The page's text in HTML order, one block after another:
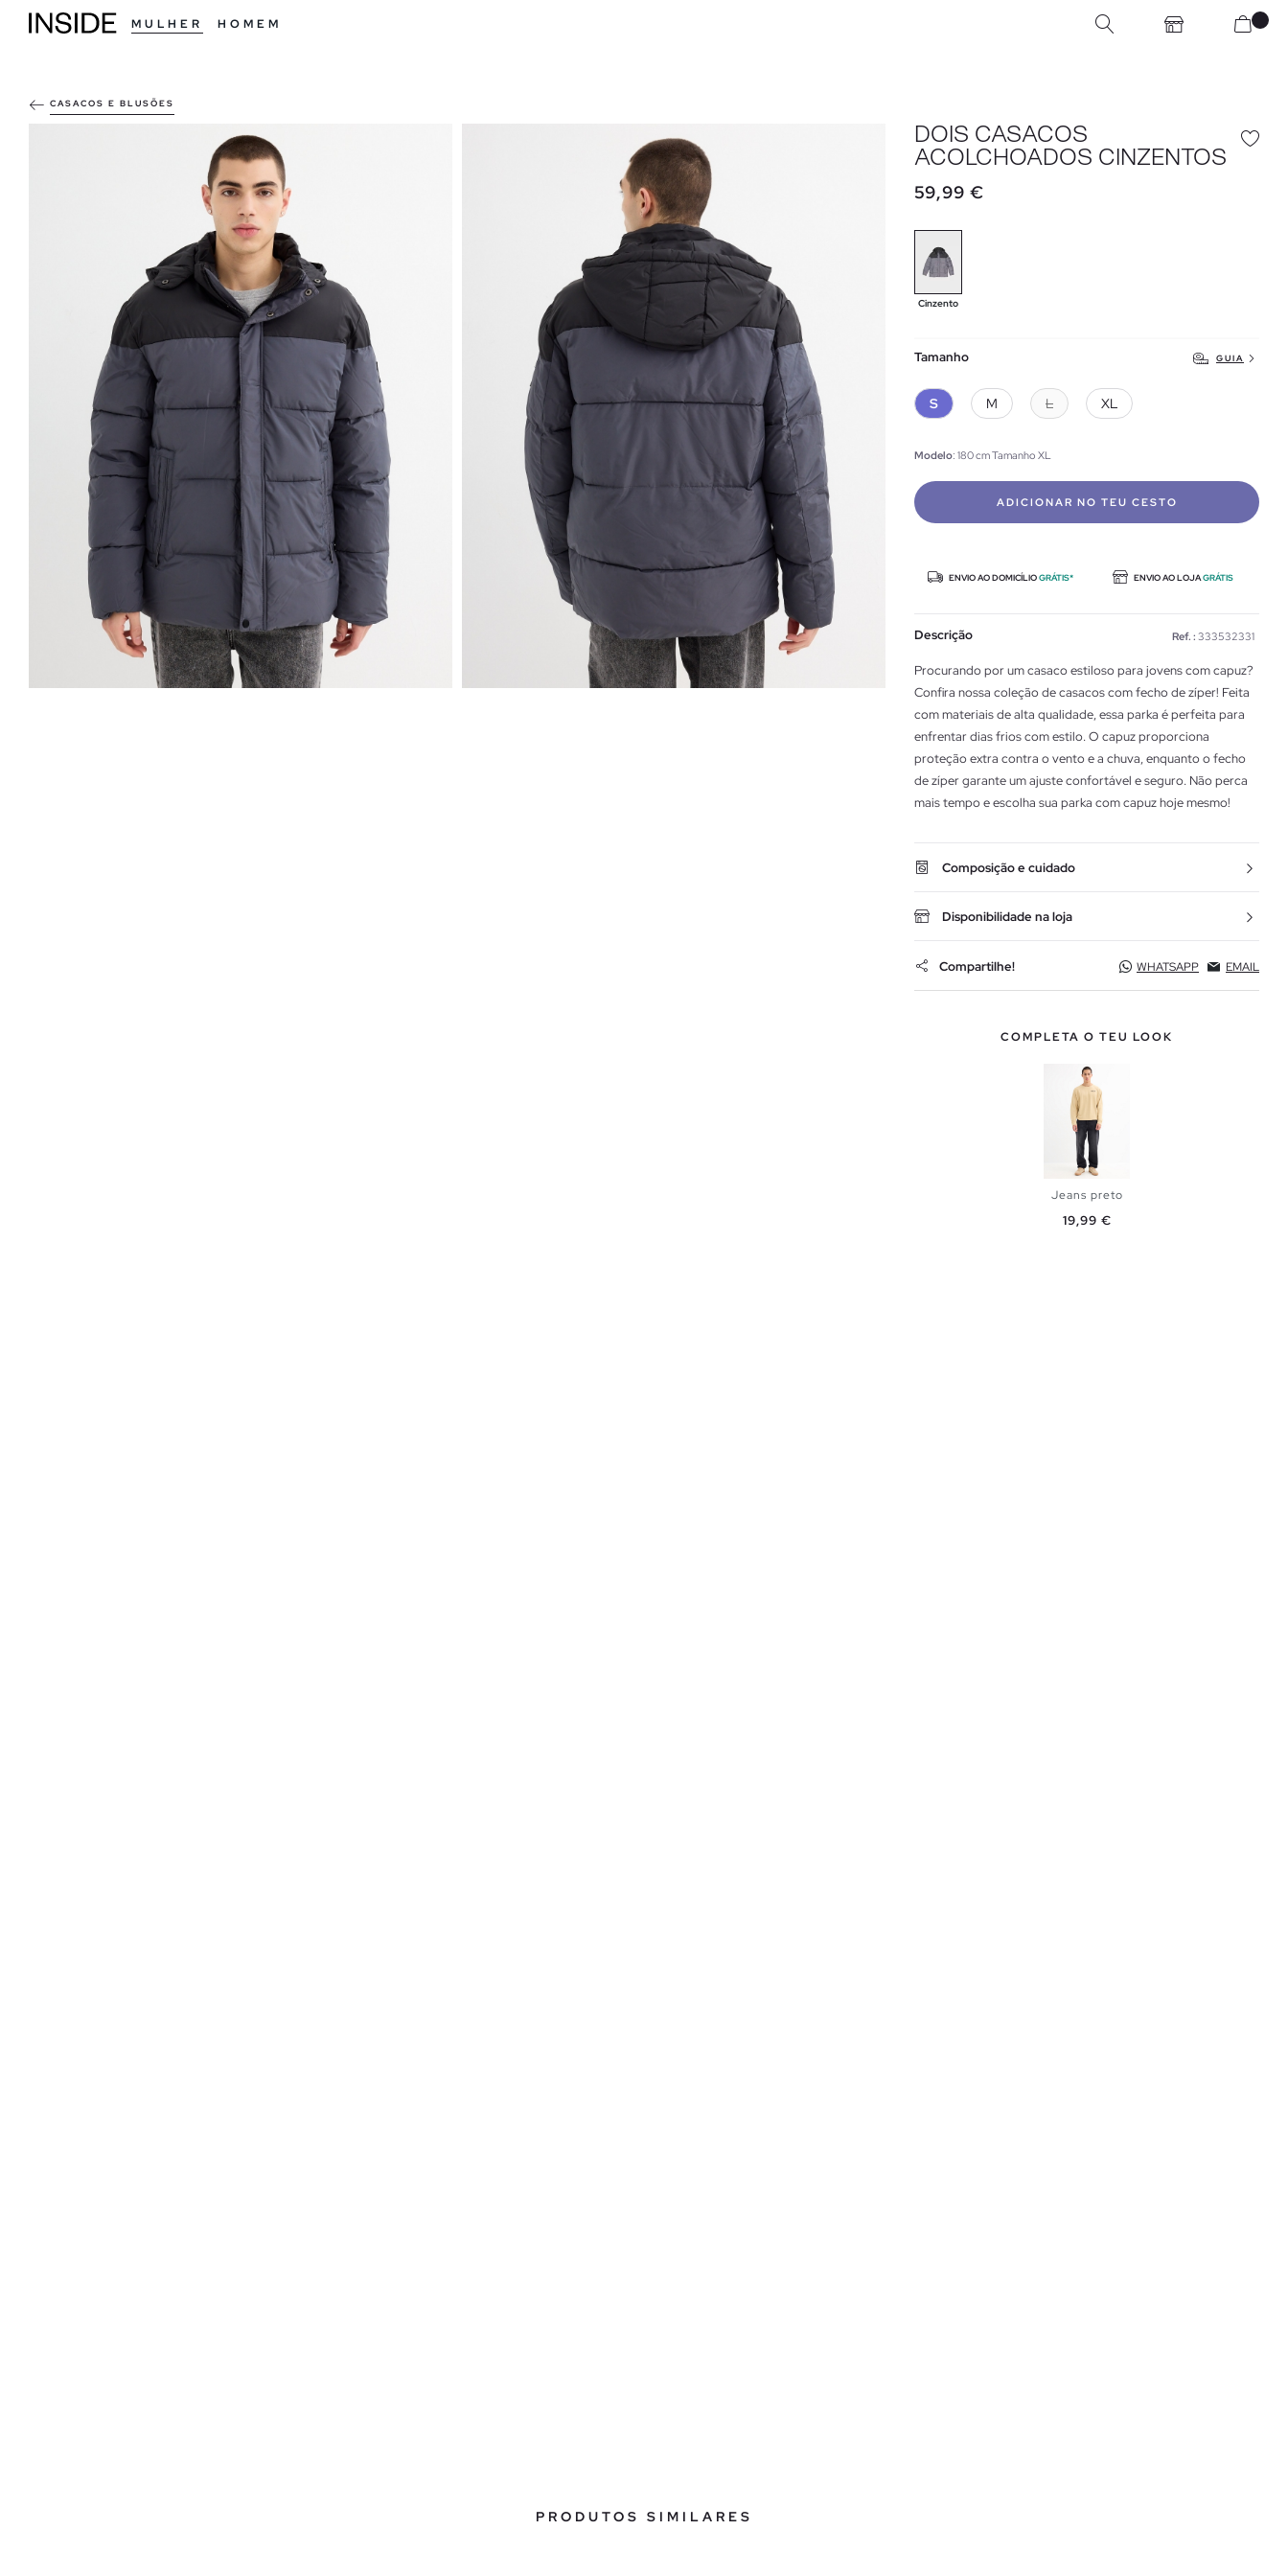
MULHER HOMEM
CASACOS E BLUSÕES
DOIS CASACOS
ACOLCHOADOS CINZENTOS
59,99 €
Cinzento
Tamanho GUIA
S M L XL
Modelo: 180 cm Tamanho XL
ADICIONAR NO TEU CESTO
ENVIO AO DOMICÍLIOGRÁTIS* ENVIO AO LOJAGRÁTIS
Descrição Ref. : 333532331
Procurando por um casaco estiloso para jovens com capuz?
Confira nossa coleção de casacos com fecho de zíper! Feita
com materiais de alta qualidade, essa parka é perfeita para
enfrentar dias frios com estilo. O capuz proporciona
proteção extra contra o vento e a chuva, enquanto o fecho
de zíper garante um ajuste confortável e seguro. Não perca
mais tempo e escolha sua parka com capuz hoje mesmo!
Composição e cuidado
Disponibilidade na loja
Compartilhe! WHATSAPP EMAIL
COMPLETA O TEU LOOK
ADICIONAR
Jeans preto
Preço
19,99 €
PRODUTOS SIMILARES